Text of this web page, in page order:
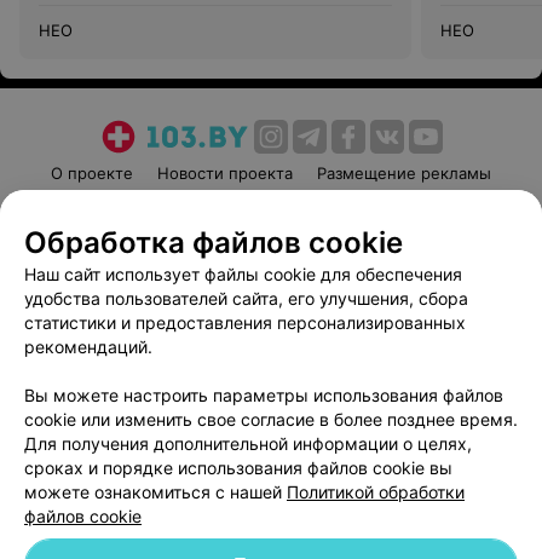
НЕО НЕО
О проекте Новости проекта
Размещение рекламы
Пользовательское соглашение
Способы оплаты
Вакансии
Партнеры
Написать руководителю 103.by
Обработка персональных данных
Обработка файлов cookie
Наш сайт использует файлы cookie для обеспечения
удобства пользователей сайта, его улучшения, сбора
статистики и предоставления персонализированных
рекомендаций.
Вы можете настроить параметры использования файлов
cookie или изменить свое согласие в более позднее время.
Для получения дополнительной информации о целях,
сроках и порядке использования файлов cookie вы
можете ознакомиться с нашей Политикой обработки
файлов cookie